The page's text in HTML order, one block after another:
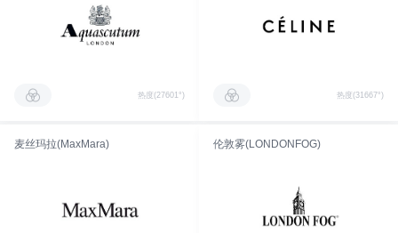
热度(27601°) 热度(31667°)
麦丝玛拉(MaxMara) 伦敦雾(LONDONFOG)